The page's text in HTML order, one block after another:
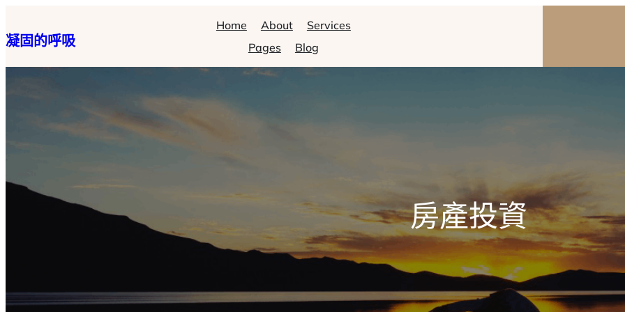
至
主
凝固的呼吸
Home About
Services
Pages
Blog
房產投資